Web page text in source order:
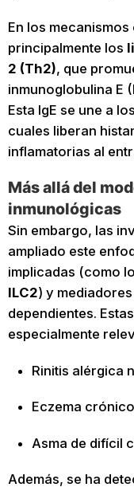
En los
principalmente los
2 (Th2), que
inmunoglobulina E
Esta IgE se une a
cuales liberan
inflamatorias al
Más allá del
inmunológicas
Sin embargo, las
ampliado este
implicadas (como
ILC2) y
dependientes.
especialmente
Rinitis alérgica
Eczema
Asma de difícil
Además, se ha